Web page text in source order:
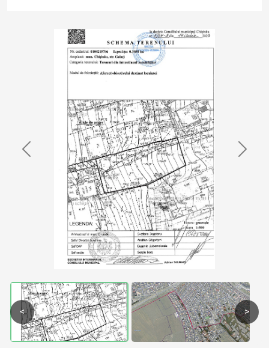
Previous Next
< >